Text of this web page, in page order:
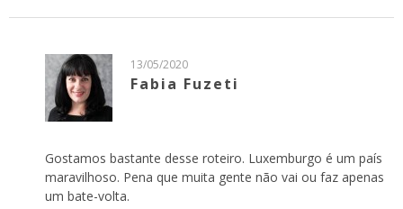
13/05/2020
Fabia Fuzeti
Gostamos bastante desse roteiro. Luxemburgo é um país
maravilhoso. Pena que muita gente não vai ou faz apenas
um bate-volta.